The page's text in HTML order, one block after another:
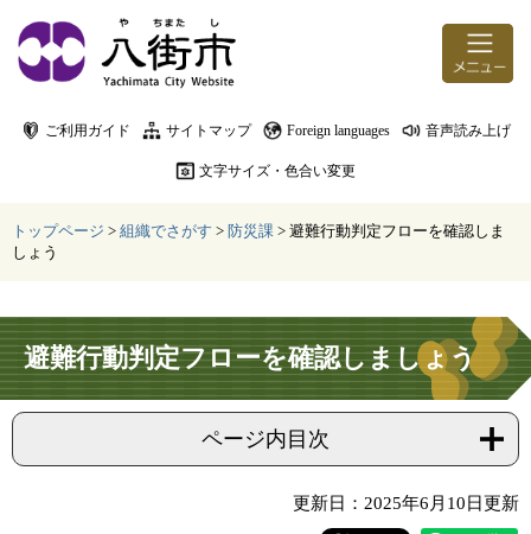
ご利用ガイド サイトマップ Foreign languages 音声読み上げ
文字サイズ・色合い変更
トップページ > 組織でさがす > 防災課 > 避難行動判定フローを確認しま
しょう
本文
避難行動判定フローを確認しましょう
ページ内目次
更新日：2025年6月10日更新